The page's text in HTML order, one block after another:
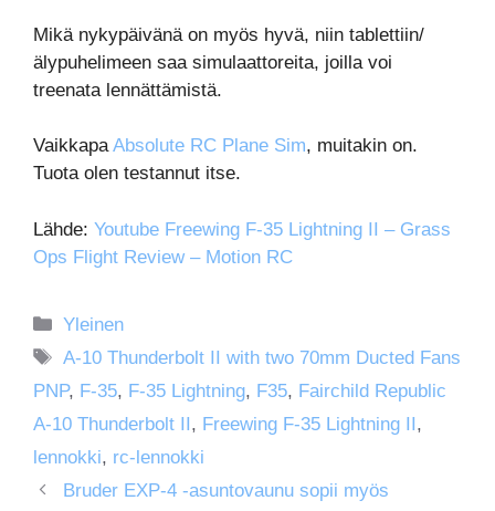
Mikä nykypäivänä on myös hyvä, niin tablettiin/
älypuhelimeen saa simulaattoreita, joilla voi
treenata lennättämistä.
VaikkapaAbsolute RC Plane Sim, muitakin on.
Tuota olen testannut itse.
Lähde: Youtube Freewing F-35 Lightning II – Grass
Ops Flight Review – Motion RC
Kategoriat
Yleinen
Avainsanat
A-10 Thunderbolt II with two 70mm Ducted Fans
PNP, F-35, F-35 Lightning, F35, Fairchild Republic
A-10 Thunderbolt II, Freewing F-35 Lightning II,
lennokki, rc-lennokki
Bruder EXP-4 -asuntovaunu sopii myös